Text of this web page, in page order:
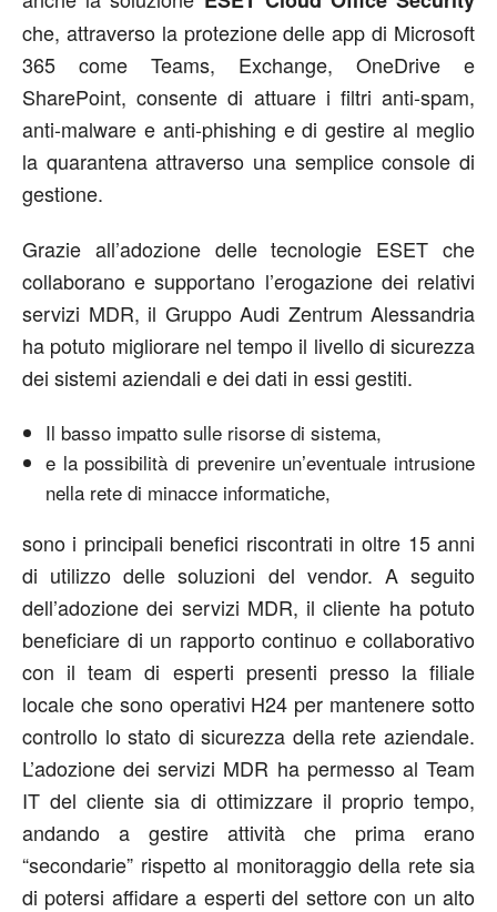
che, attraverso la protezione delle app di Microsoft
365 come Teams, Exchange, OneDrive e
SharePoint, consente di attuare i filtri anti-spam,
anti-malware e anti-phishing e di gestire al meglio
la quarantena attraverso una semplice console di
gestione.
Grazie all’adozione delle tecnologie ESET che
collaborano e supportano l’erogazione dei relativi
servizi MDR, il Gruppo Audi Zentrum Alessandria
ha potuto migliorare nel tempo il livello di sicurezza
dei sistemi aziendali e dei dati in essi gestiti.
Il basso impatto sulle risorse di sistema,
e la possibilità di prevenire un’eventuale intrusione
nella rete di minacce informatiche,
sono i principali benefici riscontrati in oltre 15 anni
di utilizzo delle soluzioni del vendor. A seguito
dell’adozione dei servizi MDR, il cliente ha potuto
beneficiare di un rapporto continuo e collaborativo
con il team di esperti presenti presso la filiale
locale che sono operativi H24 per mantenere sotto
controllo lo stato di sicurezza della rete aziendale.
L’adozione dei servizi MDR ha permesso al Team
IT del cliente sia di ottimizzare il proprio tempo,
andando a gestire attività che prima erano
“secondarie” rispetto al monitoraggio della rete sia
di potersi affidare a esperti del settore con un alto